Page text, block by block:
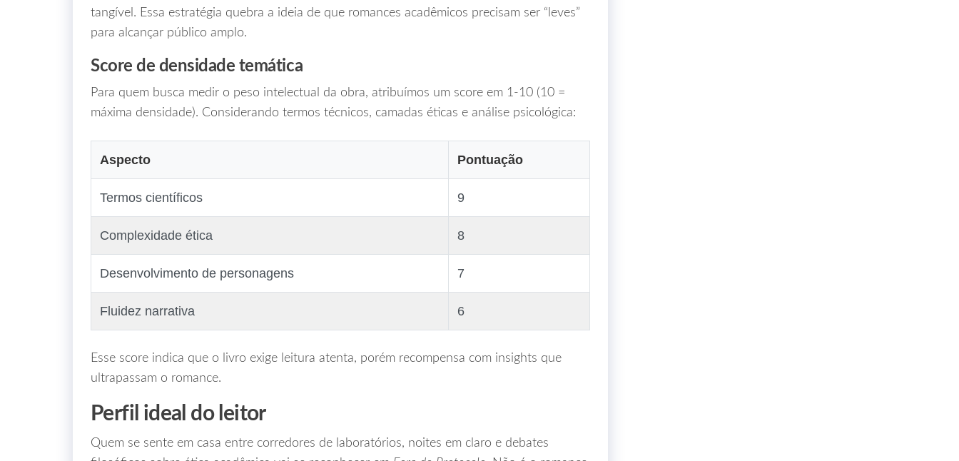
tangível. Essa estratégia quebra a ideia de que romances acadêmicos precisam ser “leves”
para alcançar público amplo.
Score de densidade temática
Para quem busca medir o peso intelectual da obra, atribuímos um score em 1‑10 (10 =
máxima densidade). Considerando termos técnicos, camadas éticas e análise psicológica:
Aspecto Pontuação
Termos científicos 9
Complexidade ética 8
Desenvolvimento de personagens 7
Fluidez narrativa 6
Esse score indica que o livro exige leitura atenta, porém recompensa com insights que
ultrapassam o romance.
Perfil ideal do leitor
Quem se sente em casa entre corredores de laboratórios, noites em claro e debates